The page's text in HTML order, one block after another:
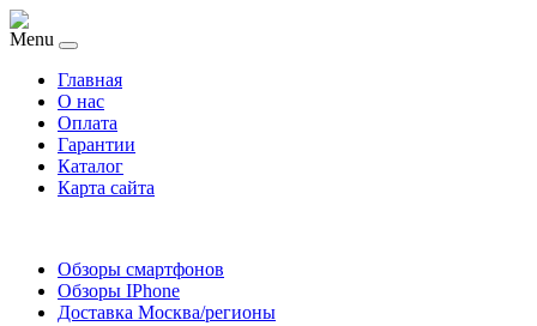
Menu
Главная
O нас
Оплата
Гарантии
Каталог
Карта сайта
Обзоры смартфонов
Обзоры IPhone
Доставка Москва/регионы